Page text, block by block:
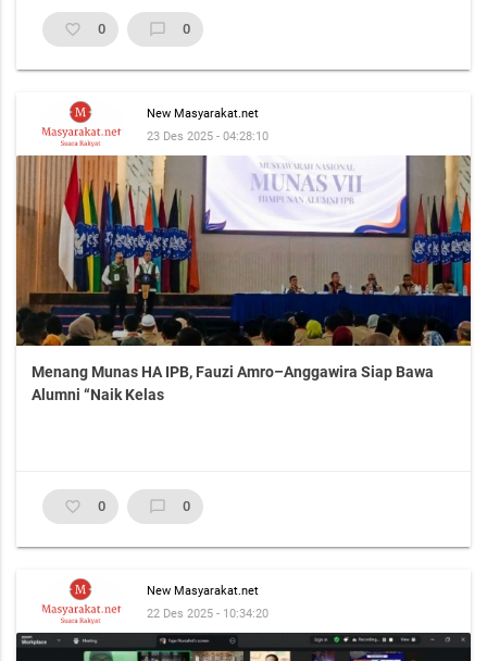
favorite_border 0 chat_bubble_outline 0
New Masyarakat.net
23 Des 2025 - 04:28:10
Menang Munas HA IPB, Fauzi Amro–Anggawira Siap Bawa
Alumni “Naik Kelas
favorite_border 0 chat_bubble_outline 0
New Masyarakat.net
22 Des 2025 - 10:34:20